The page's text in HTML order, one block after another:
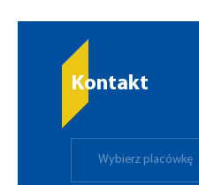
Kontakt
Wybierz placówkę